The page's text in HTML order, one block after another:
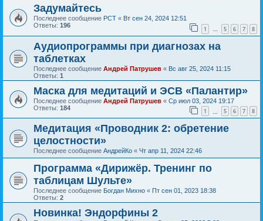
Задумайтесь
Последнее сообщение РСТ « Вт сен 24, 2024 12:51
Ответы: 196 1 … 5 6 7 8
Аудиопрограммы при диагнозах на
таблетках
Последнее сообщение Андрей Патрушев « Вс авг 25, 2024 11:15
Ответы: 1
Маска для медитаций и ЭСВ «Палантир»
Последнее сообщение Андрей Патрушев « Ср июл 03, 2024 19:17
Ответы: 184 1 5 6 7 8
Медитация «Проводник 2: обретение
целостности»
Последнее сообщение АндрейКо « Чт апр 11, 2024 22:46
Программа «Дирижёр. Тренинг по
таблицам Шульте»
Последнее сообщение Богдан Михно « Пт сен 01, 2023 18:38
Ответы: 2
Новинка! Эндорфины 2